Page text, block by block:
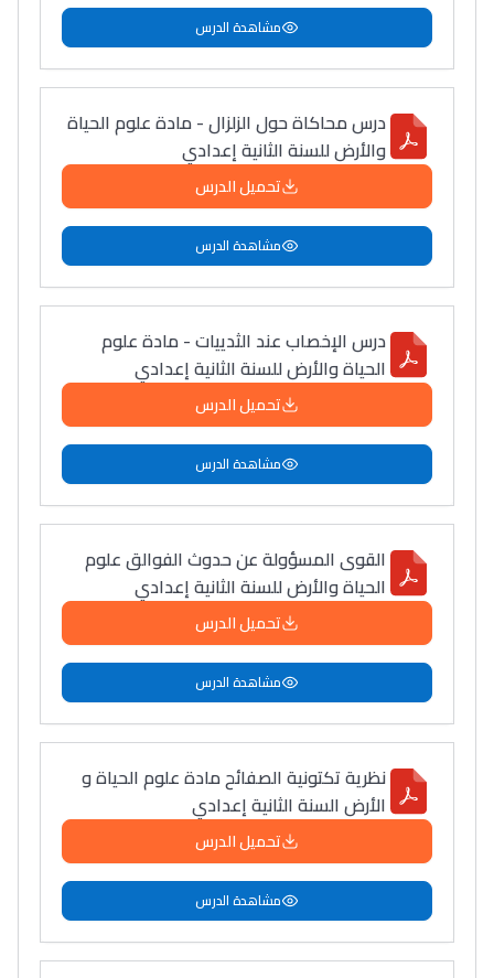
مشاهدة الدرس
درس محاكاة حول الزلزال - مادة علوم الحياة
والأرض للسنة الثانية إعدادي
تحميل الدرس
مشاهدة الدرس
درس الإخصاب عند الثدييات - مادة علوم
الحياة والأرض للسنة الثانية إعدادي
تحميل الدرس
مشاهدة الدرس
القوى المسؤولة عن حدوث الفوالق علوم
الحياة والأرض للسنة الثانية إعدادي
تحميل الدرس
مشاهدة الدرس
نظرية تكتونية الصفائح مادة علوم الحياة و
الأرض السنة الثانية إعدادي
تحميل الدرس
مشاهدة الدرس